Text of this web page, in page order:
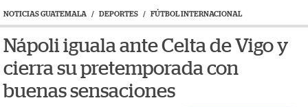
NOTICIAS GUATEMALA / DEPORTES / FÚTBOL INTERNACIONAL
Nápoli iguala ante Celta de Vigo y
cierra su pretemporada con
buenas sensaciones